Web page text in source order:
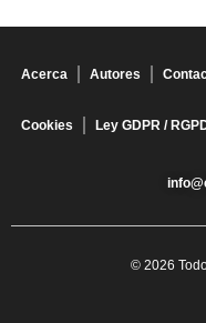
Acerca Autores
Cookies Ley GDPR /
© 2026